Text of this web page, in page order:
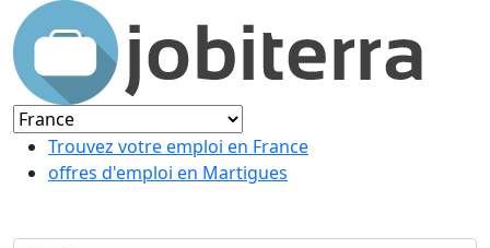
Trouvez votre emploi en France
offres d'emploi en Martigues